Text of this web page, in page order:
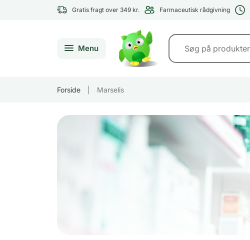
Gratis fragt over 349 kr. Farmaceutisk rådgivning
Menu
Forside Marselis